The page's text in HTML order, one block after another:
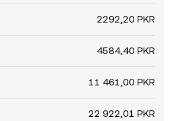
2292,20 PKR
4584,40 PKR
11 461,00 PKR
22 922,01 PKR